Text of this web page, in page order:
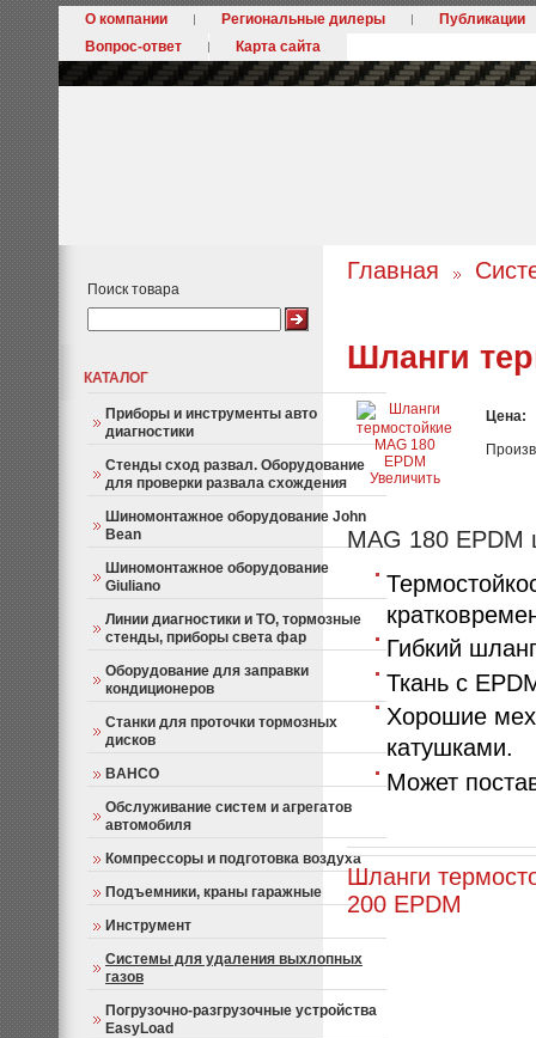
О компании Региональные дилеры
Публикации
Вопрос-ответ
Карта сайта
Поиск товара
КАТАЛОГ
Приборы и инструменты авто
диагностики
Стенды сход развал. Оборудование
для проверки развала схождения
Шиномонтажное оборудование John
Bean
Шиномонтажное оборудование
Giuliano
Линии диагностики и ТО, тормозные
стенды, приборы света фар
Оборудование для заправки
кондиционеров
Станки для проточки тормозных
дисков
BAHCO
Обслуживание систем и агрегатов
автомобиля
Компрессоры и подготовка воздуха
Подъемники, краны гаражные
Инструмент
Системы для удаления выхлопных
газов
Погрузочно-разгрузочные устройства
EasyLoad
Главная
Шланги
Увеличить
Цена:
MAG 180 EPDM
Гибкий
Ткань с
Хорошие
катушками.
Может
Шланги
200 EPDM